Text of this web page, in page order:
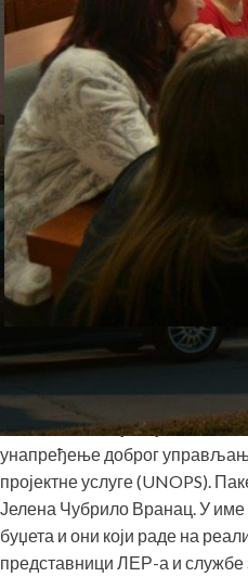
На састанку одржаном у
оквиру јавног конкурса
локалном нивоу“ који СКГО
унапређење доброг управљања
пројектне услуге (UNOPS).
Јелена Чубрило Вранац. У име
буџета и они који раде на
представници ЛЕР-а и службе